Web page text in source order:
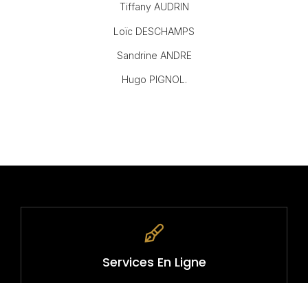
Tiffany AUDRIN
Loïc DESCHAMPS
Sandrine ANDRE
Hugo PIGNOL.
Services En Ligne